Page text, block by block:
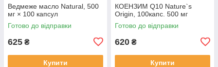
Ведмеже масло Natural, 500
мг × 100 капсул
Готово до відправки
625 ₴
Купити
КОЕНЗИМ Q10 Nature`s
Origin, 100капс. 500 мг
Готово до відправки
620 ₴
Купити